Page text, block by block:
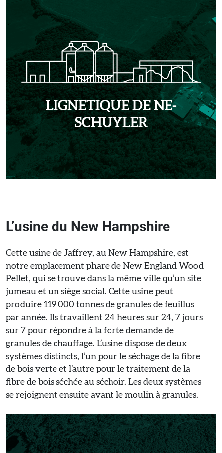
LIGNETIQUE DE NE-
SCHUYLER
L’usine du New Hampshire
Cette usine de Jaffrey, au New Hampshire, est
notre emplacement phare de New England Wood
Pellet, qui se trouve dans la même ville qu’un site
jumeau et un siège social. Cette usine peut
produire 119 000 tonnes de granules de feuillus
par année. Ils travaillent 24 heures sur 24, 7 jours
sur 7 pour répondre à la forte demande de
granules de chauffage. L’usine dispose de deux
systèmes distincts, l’un pour le séchage de la fibre
de bois verte et l’autre pour le traitement de la
fibre de bois séchée au séchoir. Les deux systèmes
se rejoignent ensuite avant le moulin à granules.